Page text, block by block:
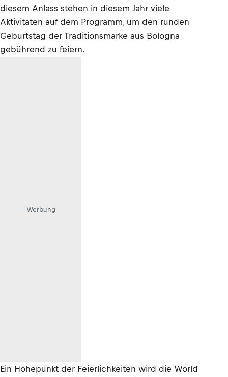
diesem Anlass stehen in diesem Jahr viele
Aktivitäten auf dem Programm, um den runden
Geburtstag der Traditionsmarke aus Bologna
gebührend zu feiern.
Werbung
Ein Höhepunkt der Feierlichkeiten wird die World